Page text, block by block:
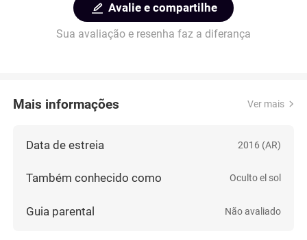
Avalie e compartilhe
Sua avaliação e resenha faz a diferança
Mais informações Ver mais
Data de estreia 2016 (AR)
Também conhecido como Oculto el sol
Guia parental Não avaliado